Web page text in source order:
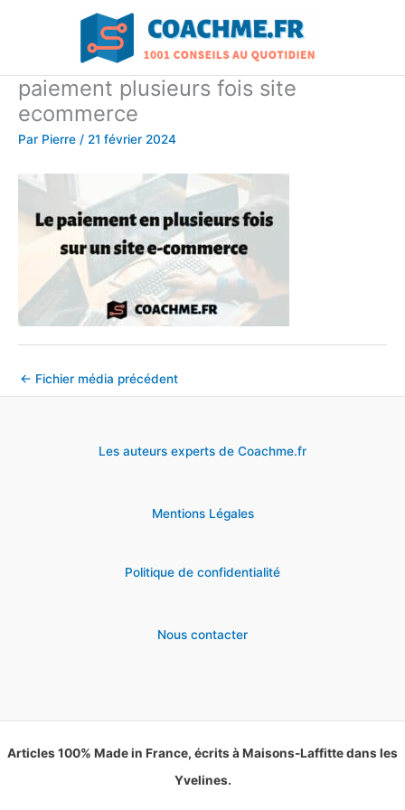
paiement plusieurs fois site
ecommerce
Par Pierre / 21 février 2024
← Fichier média précédent
Les auteurs experts de Coachme.fr
Mentions Légales
Politique de confidentialité
Nous contacter
Articles 100% Made in France, écrits à Maisons-Laffitte dans les
Yvelines.